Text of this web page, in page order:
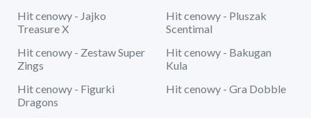
Hit cenowy - Jajko
Treasure X
Hit cenowy - Pluszak
Scentimal
Hit cenowy - Zestaw Super
Zings
Hit cenowy - Bakugan
Kula
Hit cenowy - Figurki
Dragons
Hit cenowy - Gra Dobble